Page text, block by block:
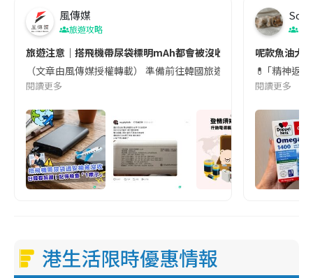
風傳媒
旅遊攻略
旅遊注意｜搭飛機帶尿袋標明mAh都會被沒收😱出發前切記檢查
（文章由風傳媒授權轉載） 準備前往韓國旅遊的民眾，近期要
閱讀更多
Soul
呢款魚油大
💊 ｢精神返
閱讀更多
港生活限時優惠情報